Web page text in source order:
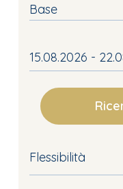
Base
Flessibilità